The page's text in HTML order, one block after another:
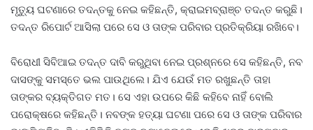
ମୃତ୍ୟୁ ଘଟଣାରେ ତଦନ୍ତକୁ ନେଇ କହିଛନ୍ତି, କ୍ରାଇମବ୍ରାଞ୍ଚ ତଦନ୍ତ କରୁଛି।
ତଦନ୍ତ ରିପୋର୍ଟ ଆସିଲା ପରେ ସେ ଓ ତାଙ୍କ ପରିବାର ପ୍ରତିକ୍ରିୟା ରଖିବେ।
ବିରୋଧୀ ସିବିଆଇ ତଦନ୍ତ ଦାବି କରୁଥିବା ନେଇ ପ୍ରଶ୍ନରେ ସେ କହିଛନ୍ତି, ନବ
ଦାସଙ୍କୁ ସମସ୍ତେ ଭଲ ପାଉଥିଲେ। ଯିଏ ଯେଉଁ ମତ ରଖୁଛନ୍ତି ତାହା
ତାଙ୍କର ବ୍ୟକ୍ତିଗତ ମତ। ସେ ଏହା ଉପରେ କିଛି କହିବେ ନାହିଁ ବୋଲି
ପରୋକ୍ଷରେ କହିଛନ୍ତି। ନବଙ୍କ ହତ୍ୟା ଘଟଣା ପରେ ସେ ଓ ତାଙ୍କ ପରିବାର